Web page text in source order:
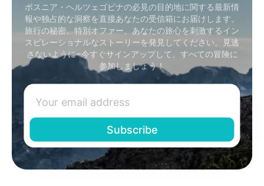
ボスニア・ヘルツェゴビナの必見の目的地に関する最新情
報や独占的な洞察を直接あなたの受信箱にお届けします。
旅行の秘密、特別オファー、あなたの旅心を刺激するイン
スピレーショナルなストーリーを発見してください。見逃
さないように–今すぐサインアップして、すべての冒険に
参加しましょう！